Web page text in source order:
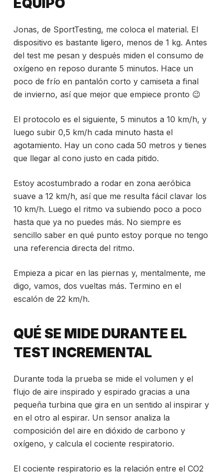
Jonas, de SportTesting, me coloca el material. El
dispositivo es bastante ligero, menos de 1 kg. Antes
del test me pesan y después miden el consumo de
oxígeno en reposo durante 5 minutos. Hace un
poco de frío en pantalón corto y camiseta a final
de invierno, así que mejor que empiece pronto 😉
El protocolo es el siguiente, 5 minutos a 10 km/h, y
luego subir 0,5 km/h cada minuto hasta el
agotamiento. Hay un cono cada 50 metros y tienes
que llegar al cono justo en cada pitido.
Estoy acostumbrado a rodar en zona aeróbica
suave a 12 km/h, así que me resulta fácil clavar los
10 km/h. Luego el ritmo va subiendo poco a poco
hasta que ya no puedes más. No siempre es
sencillo saber en qué punto estoy porque no tengo
una referencia directa del ritmo.
Empieza a picar en las piernas y, mentalmente, me
digo, vamos, dos vueltas más. Termino en el
escalón de 22 km/h.
QUÉ SE MIDE DURANTE EL
TEST INCREMENTAL
Durante toda la prueba se mide el volumen y el
flujo de aire inspirado y espirado gracias a una
pequeña turbina que gira en un sentido al inspirar y
en el otro al espirar. Un sensor analiza la
composición del aire en dióxido de carbono y
oxígeno, y calcula el cociente respiratorio.
El cociente respiratorio es la relación entre el CO2